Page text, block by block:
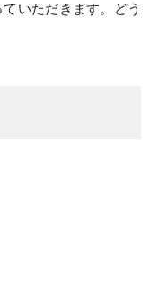
いただきます。どう